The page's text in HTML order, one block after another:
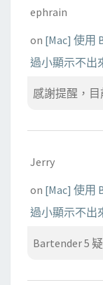
ephrain
on [Mac] 使用
過小顯示不出
感謝提醒，
Jerry
on [Mac] 使用
過小顯示不出
Bartender 5